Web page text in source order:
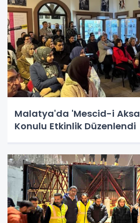
Malatya'da 'Mescid-i
Konulu Etkinlik Düzenlendi